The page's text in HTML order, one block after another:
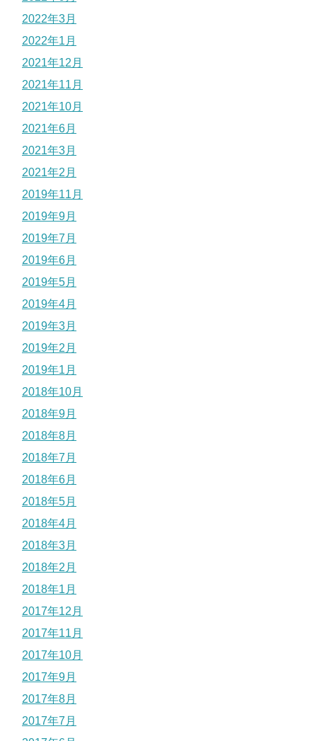
2022年3月
2022年1月
2021年12月
2021年11月
2021年10月
2021年6月
2021年3月
2021年2月
2019年11月
2019年9月
2019年7月
2019年6月
2019年5月
2019年4月
2019年3月
2019年2月
2019年1月
2018年10月
2018年9月
2018年8月
2018年7月
2018年6月
2018年5月
2018年4月
2018年3月
2018年2月
2018年1月
2017年12月
2017年11月
2017年10月
2017年9月
2017年8月
2017年7月